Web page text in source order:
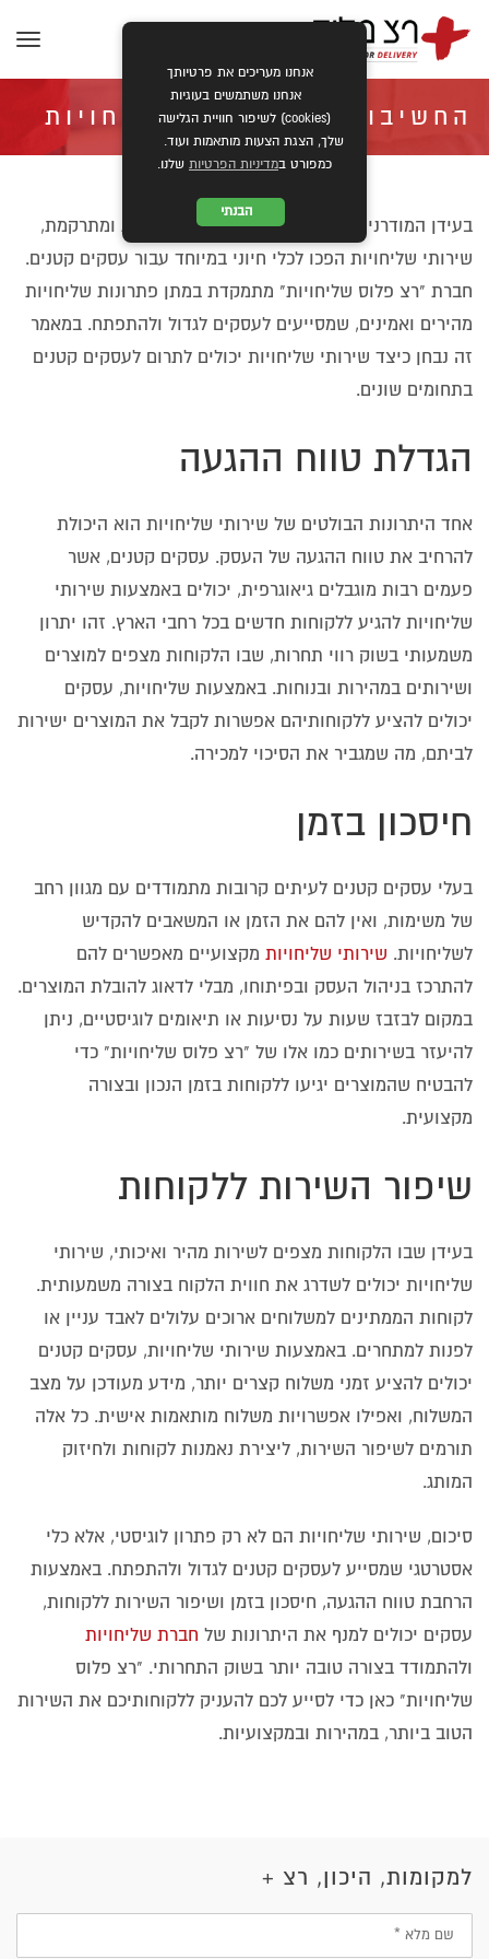
החשיבות של שירותי שליחויות
לעסקים קטנים
» החשיבות של שירותי שליחויות לעסקים קטנים
בעידן המודרני, שבו התחרות בין העסקים הולכת ומתרקמת,
שירותי שליחויות הפכו לכלי חיוני במיוחד עבור עסקים קטנים.
חברת "רצ פלוס שליחויות" מתמקדת במתן פתרונות שליחויות
מהירים ואמינים, שמסייעים לעסקים לגדול ולהתפתח. במאמר
זה נבחן כיצד שירותי שליחויות יכולים לתרום לעסקים קטנים
בתחומים שונים.
הגדלת טווח ההגעה
אחד היתרונות הבולטים של שירותי שליחויות הוא היכולת
להרחיב את טווח ההגעה של העסק. עסקים קטנים, אשר
פעמים רבות מוגבלים גיאוגרפית, יכולים באמצעות שירותי
שליחויות להגיע ללקוחות חדשים בכל רחבי הארץ. זהו יתרון
משמעותי בשוק רווי תחרות, שבו הלקוחות מצפים למוצרים
ושירותים במהירות ובנוחות. באמצעות שליחויות, עסקים
יכולים להציע ללקוחותיהם אפשרות לקבל את המוצרים ישירות
לביתם, מה שמגביר את הסיכוי למכירה.
חיסכון בזמן
בעלי עסקים קטנים לעיתים קרובות מתמודדים עם מגוון רחב
של משימות, ואין להם את הזמן או המשאבים להקדיש
לשליחויות. שירותי שליחויות מקצועיים מאפשרים להם
להתרכז בניהול העסק ובפיתוחו, מבלי לדאוג להובלת המוצרים.
במקום לבזבז שעות על נסיעות או תיאומים לוגיסטיים, ניתן
להיעזר בשירותים כמו אלו של "רצ פלוס שליחויות" כדי
להבטיח שהמוצרים יגיעו ללקוחות בזמן הנכון ובצורה
מקצועית.
שיפור השירות ללקוחות
בעידן שבו הלקוחות מצפים לשירות מהיר ואיכותי, שירותי
שליחויות יכולים לשדרג את חווית הלקוח בצורה משמעותית.
לקוחות הממתינים למשלוחים ארוכים עלולים לאבד עניין או
לפנות למתחרים. באמצעות שירותי שליחויות, עסקים קטנים
יכולים להציע זמני משלוח קצרים יותר, מידע מעודכן על מצב
המשלוח, ואפילו אפשרויות משלוח מותאמות אישית. כל אלה
תורמים לשיפור השירות, ליצירת נאמנות לקוחות ולחיזוק
המותג.
סיכום, שירותי שליחויות הם לא רק פתרון לוגיסטי, אלא כלי
אסטרטגי שמסייע לעסקים קטנים לגדול ולהתפתח. באמצעות
הרחבת טווח ההגעה, חיסכון בזמן ושיפור השירות ללקוחות,
עסקים יכולים למנף את היתרונות של חברת שליחויות
ולהתמודד בצורה טובה יותר בשוק התחרותי. "רצ פלוס
שליחויות" כאן כדי לסייע לכם להעניק ללקוחותיכם את השירות
הטוב ביותר, במהירות ובמקצועיות.
למקומות, היכון, רצ +
שם
מלא
אנחנו מעריכים את פרטיותך
אנחנו משתמשים בעוגיות
(cookies) לשיפור חוויית הגלישה
שלך, הצגת הצעות מותאמות ועוד.
כמפורט במדיניות הפרטיות שלנו.
הבנתי